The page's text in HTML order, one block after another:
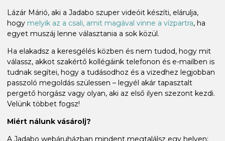
Lázár Márió, aki a Jadabo szuper videóit készíti, elárulja,
hogy melyik az a csali, amit magával vinne a vízpartra, ha
egyet muszáj lenne választania a sok közül.
Ha elakadsz a keresgélés közben és nem tudod, hogy mit
válassz, akkot szakértő kollégáink telefonon és e-mailben is
tudnak segítei, hogy a tudásodhoz és a vizedhez legjobban
passzoló megoldás szülessen – legyél akár tapasztalt
pergető horgász vagy olyan, aki az első ilyen szezont kezdi.
Velünk többet fogsz!
Miért nálunk vásárolj?
A Jadabo webáruházban mindent megtalálsz egy helyen: